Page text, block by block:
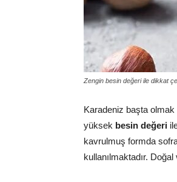
Zengin besin değeri ile dikkat
Karadeniz başta
yüksek besin değeri
kavrulmuş formda
kullanılmaktadır.